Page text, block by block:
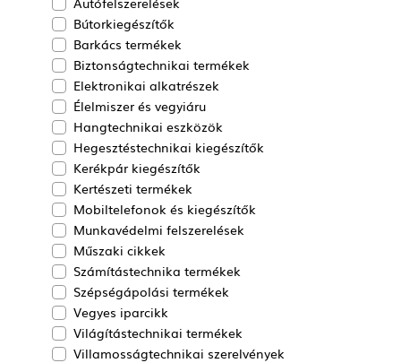
Bútorkiegészítők
Barkács termékek
Biztonságtechnikai termékek
Elektronikai alkatrészek
Élelmiszer és vegyiáru
Hangtechnikai eszközök
Hegesztéstechnikai kiegészítők
Kerékpár kiegészítők
Kertészeti termékek
Mobiltelefonok és kiegészítők
Munkavédelmi felszerelések
Műszaki cikkek
Számítástechnika termékek
Szépségápolási termékek
Vegyes iparcikk
Világítástechnikai termékek
Villamosságtechnikai szerelvények